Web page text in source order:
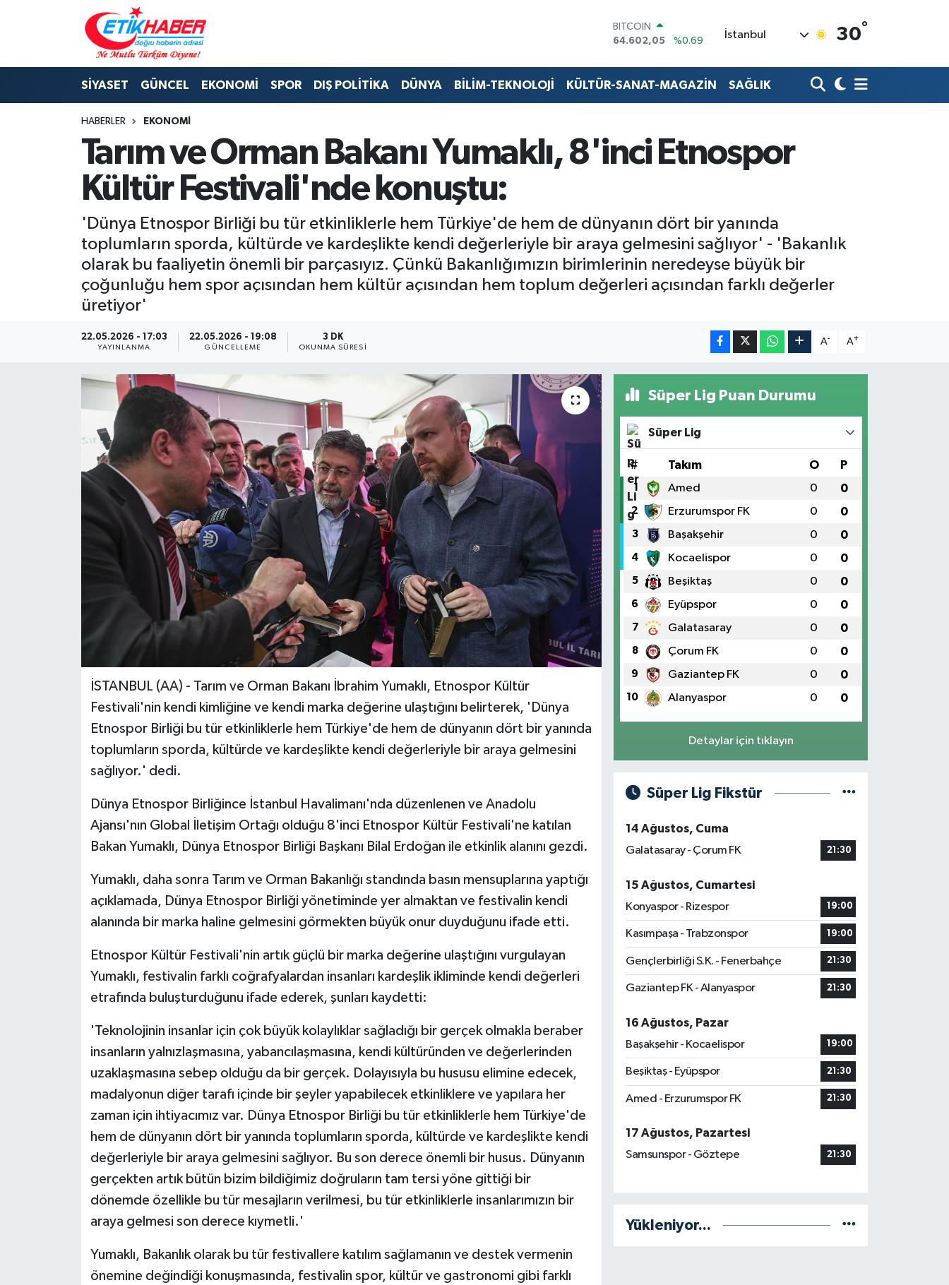
64.602,05
DOLAR
STERLİN
64,2398
%0.2
BİST100
13.768
%48
İstanbul 30°
SİYASET GÜNCEL EKONOMİ SPOR DIŞ POLİTİKA DÜNYA BİLİM-TEKNOLOJİ KÜLTÜR-SANAT-MAGAZİN SAĞLIK
HABERLER EKONOMİ
Tarım ve Orman Bakanı Yumaklı, 8'inci Etnospor
Kültür Festivali'nde konuştu:
'Dünya Etnospor Birliği bu tür etkinliklerle hem Türkiye'de hem de dünyanın dört bir yanında
toplumların sporda, kültürde ve kardeşlikte kendi değerleriyle bir araya gelmesini sağlıyor' - 'Bakanlık
olarak bu faaliyetin önemli bir parçasıyız. Çünkü Bakanlığımızın birimlerinin neredeyse büyük bir
çoğunluğu hem spor açısından hem kültür açısından hem toplum değerleri açısından farklı değerler
üretiyor'
22.05.2026 - 17:03
YAYINLANMA
22.05.2026 - 19:08
GÜNCELLEME
3 DK
OKUNMA SÜRESI
A- A+
İSTANBUL (AA) - Tarım ve Orman Bakanı İbrahim Yumaklı, Etnospor Kültür
Festivali'nin kendi kimliğine ve kendi marka değerine ulaştığını belirterek, 'Dünya
Etnospor Birliği bu tür etkinliklerle hem Türkiye'de hem de dünyanın dört bir yanında
toplumların sporda, kültürde ve kardeşlikte kendi değerleriyle bir araya gelmesini
sağlıyor.' dedi.
Dünya Etnospor Birliğince İstanbul Havalimanı'nda düzenlenen ve Anadolu
Ajansı'nın Global İletişim Ortağı olduğu 8'inci Etnospor Kültür Festivali'ne katılan
Bakan Yumaklı, Dünya Etnospor Birliği Başkanı Bilal Erdoğan ile etkinlik alanını gezdi.
Yumaklı, daha sonra Tarım ve Orman Bakanlığı standında basın mensuplarına yaptığı
açıklamada, Dünya Etnospor Birliği yönetiminde yer almaktan ve festivalin kendi
alanında bir marka haline gelmesini görmekten büyük onur duyduğunu ifade etti.
Etnospor Kültür Festivali'nin artık güçlü bir marka değerine ulaştığını vurgulayan
Yumaklı, festivalin farklı coğrafyalardan insanları kardeşlik ikliminde kendi değerleri
etrafında buluşturduğunu ifade ederek, şunları kaydetti:
'Teknolojinin insanlar için çok büyük kolaylıklar sağladığı bir gerçek olmakla beraber
insanların yalnızlaşmasına, yabancılaşmasına, kendi kültüründen ve değerlerinden
uzaklaşmasına sebep olduğu da bir gerçek. Dolayısıyla bu hususu elimine edecek,
madalyonun diğer tarafı içinde bir şeyler yapabilecek etkinliklere ve yapılara her
zaman için ihtiyacımız var. Dünya Etnospor Birliği bu tür etkinliklerle hem Türkiye'de
hem de dünyanın dört bir yanında toplumların sporda, kültürde ve kardeşlikte kendi
değerleriyle bir araya gelmesini sağlıyor. Bu son derece önemli bir husus. Dünyanın
gerçekten artık bütün bizim bildiğimiz doğruların tam tersi yöne gittiği bir
dönemde özellikle bu tür mesajların verilmesi, bu tür etkinliklerle insanlarımızın bir
araya gelmesi son derece kıymetli.'
Yumaklı, Bakanlık olarak bu tür festivallere katılım sağlamanın ve destek vermenin
önemine değindiği konuşmasında, festivalin spor, kültür ve gastronomi gibi farklı
Süper Lig Puan Durumu
Süper Lig
# Takım O P
1 Amed 0 0
2 Erzurumspor FK 0 0
3 Başakşehir 0 0
4 Kocaelispor 0 0
5 Beşiktaş 0 0
6 Eyüpspor 0 0
7 Galatasaray 0 0
8 Çorum FK 0 0
9 Gaziantep FK 0 0
10 Alanyaspor 0 0
Detaylar için tıklayın
Süper Lig Fikstür
14 Ağustos, Cuma
Galatasaray - Çorum FK
21:30
15 Ağustos, Cumartesi
Konyaspor - Rizespor
19:00
Kasımpaşa - Trabzonspor 19:00
Gençlerbirliği S.K. - Fenerbahçe 21:30
Gaziantep FK - Alanyaspor 21:30
16 Ağustos, Pazar
Başakşehir - Kocaelispor
19:00
Beşiktaş - Eyüpspor 21:30
Amed - Erzurumspor FK 21:30
17 Ağustos, Pazartesi
Samsunspor - Göztepe
21:30
Yükleniyor...
BİLİM-TEKNOLOJİ
DIŞ POLİTİKA
EĞİTİM GENÇLİK
EKONOMİ
KÖŞE YAZILARI
KÜLTÜR-SANAT-MAGAZİN
ÖZEL HABER
RÖPORTAJLAR
Nöbetçi Eczaneler
Hava Durumu
İstanbul Namaz Vakitleri
Trafik Durumu
Süper Lig Puan Durumu ve Fikstür
Tüm Manşetler
Son Dakika Haberleri
Haber Arşivi